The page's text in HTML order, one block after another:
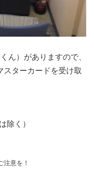
ん）がありますので、
スターカードを受け取
除く）
意を！